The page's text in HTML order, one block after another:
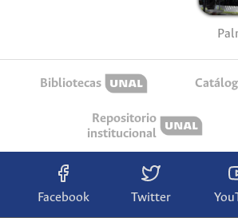
Bibliotecas
Repositorio
institucional
Facebook Twitter